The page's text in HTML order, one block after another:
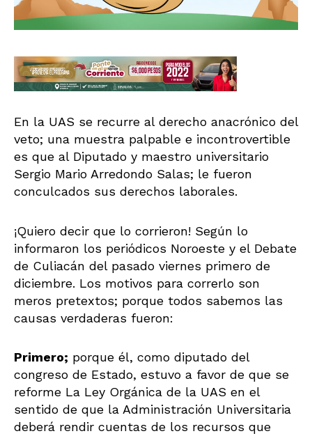
En la UAS se recurre al derecho anacrónico del
veto; una muestra palpable e incontrovertible
es que al Diputado y maestro universitario
Sergio Mario Arredondo Salas; le fueron
conculcados sus derechos laborales.
¡Quiero decir que lo corrieron! Según lo
informaron los periódicos Noroeste y el Debate
de Culiacán del pasado viernes primero de
diciembre. Los motivos para correrlo son
meros pretextos; porque todos sabemos las
causas verdaderas fueron:
Primero; porque él, como diputado del
congreso de Estado, estuvo a favor de que se
reforme La Ley Orgánica de la UAS en el
sentido de que la Administración Universitaria
deberá rendir cuentas de los recursos que